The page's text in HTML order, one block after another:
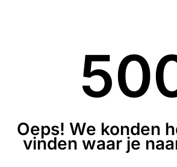
Oeps! We konden
vinden waar je